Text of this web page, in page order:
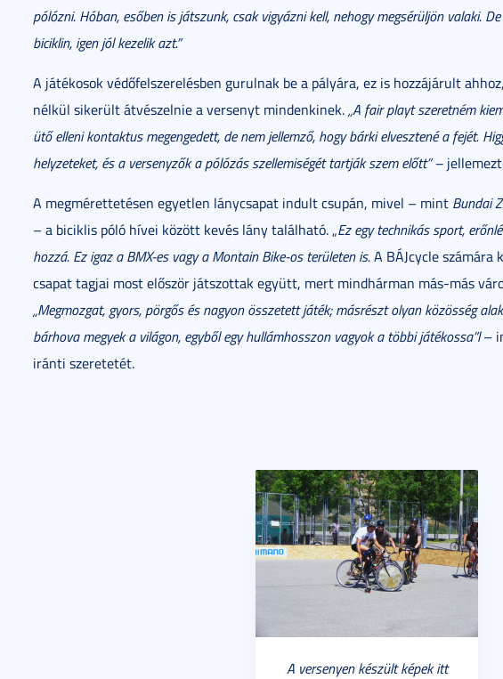
pólózni. Hóban, esőben is játszunk, csak vigyázni kell, nehogy megsérüljön valaki.
biciklin, igen jól kezelik azt.”
A játékosok védőfelszerelésben gurulnak be a pályára, ez is hozzájárult
nélkül sikerült átvészelnie a versenyt mindenkinek.„A fair playt szeretném
ütő elleni kontaktus megengedett, de nem jellemző, hogy bárki elvesztené a fejét.
helyzeteket, és a versenyzők a pólózás szellemiségét tartják szem előtt” –
A megmérettetésen egyetlen lánycsapat indult csupán, mivel – mint Bundai
– a biciklis póló hívei között kevés lány található. „Ez egy technikás sport,
hozzá. Ez igaz a BMX-es vagy a Montain Bike-os területen is.A BÁJcycle
csapat tagjai most először játszottak együtt, mert mindhárman más-más
„Megmozgat, gyors, pörgős és nagyon összetett játék; másrészt olyan közösség
bárhova megyek a világon, egyből egy hullámhosszon vagyok a többi játékossa”l–
iránti szeretetét.
A versenyen készült képek itt